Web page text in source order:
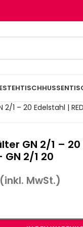
STEHTISCHHUSSEN
1 – 20 Edelstahl |
GN 2/1 –
GN 2/1 20
(inkl. MwSt.)